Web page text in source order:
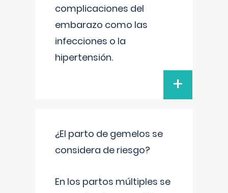
complicaciones del
embarazo como las
infecciones o la
hipertensión.
+
¿El parto de gemelos se
considera de riesgo?
En los partos múltiples se